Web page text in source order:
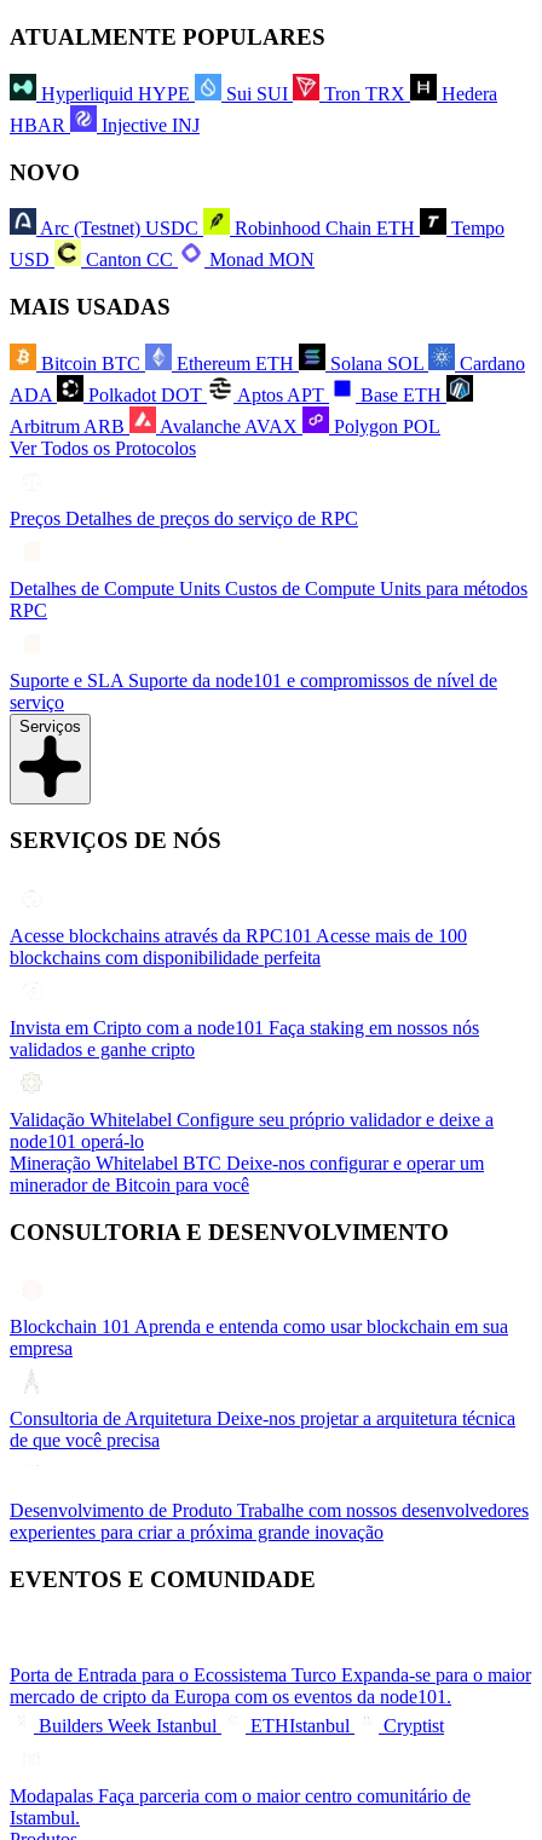
ATUALMENTE POPULARES
Hyperliquid HYPE Sui SUI Tron TRX
Hedera
HBAR
Injective INJ
NOVO
Arc (Testnet) USDC Robinhood Chain ETH
Tempo
USD
Canton CC Monad MON
MAIS USADAS
Bitcoin BTC Ethereum ETH Solana SOL
Cardano
ADA
Polkadot DOT Aptos APT Base ETH
Arbitrum ARB Avalanche AVAX Polygon POL
Ver Todos os Protocolos
Preços Detalhes de preços do serviço de RPC
Detalhes de Compute Units Custos de Compute Units para métodos
RPC
Suporte e SLA Suporte da node101 e compromissos de nível de
serviço
Serviços
SERVIÇOS DE NÓS
Acesse blockchains através da RPC101 Acesse mais de 100
blockchains com disponibilidade perfeita
Invista em Cripto com a node101 Faça staking em nossos nós
validados e ganhe cripto
Validação Whitelabel Configure seu próprio validador e deixe a
node101 operá-lo
Mineração Whitelabel BTC Deixe-nos configurar e operar um
minerador de Bitcoin para você
CONSULTORIA E DESENVOLVIMENTO
Blockchain 101 Aprenda e entenda como usar blockchain em sua
empresa
Consultoria de Arquitetura Deixe-nos projetar a arquitetura técnica
de que você precisa
Desenvolvimento de Produto Trabalhe com nossos desenvolvedores
experientes para criar a próxima grande inovação
EVENTOS E COMUNIDADE
Porta de Entrada para o Ecossistema Turco Expanda-se para o maior
mercado de cripto da Europa com os eventos da node101.
Builders Week Istanbul
ETHIstanbul Cryptist
Modapalas Faça parceria com o maior centro comunitário de
Istambul.